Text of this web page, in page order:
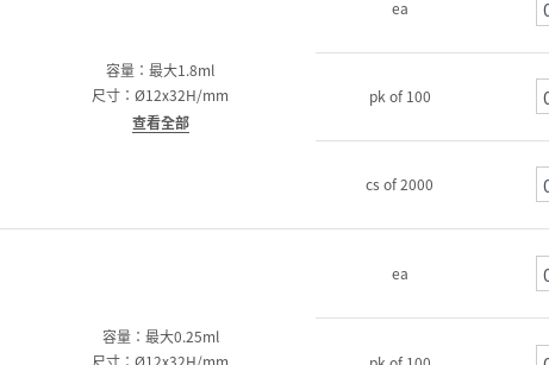
容量：最大1.8ml
尺寸：Ø12x32H/mm
查看全部
ea
pk of 100
cs of 2000
容量：最大0.25ml
尺寸：Ø12x32H/mm
ea